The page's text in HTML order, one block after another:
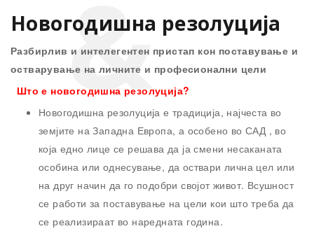
Новогодишна резолуција
Разбирлив и интелегентен пристап кон поставување и
остварување на личните и професионални цели
Што е новогодишна резолуција?
Новогодишна резолуција е традиција, најчеста во
земјите на Западна Европа, а особено во САД , во
која едно лице се решава да ја смени несаканата
особина или однесување, да оствари лична цел или
на друг начин да го подобри својот живот. Всушност
се работи за поставување на цели кои што треба да
се реализираат во наредната година.